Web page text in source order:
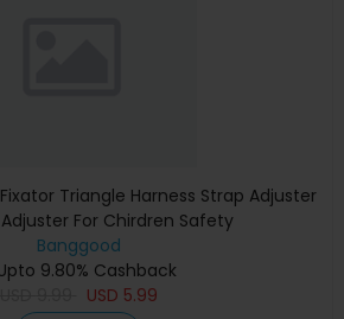
Triangle Harness Strap Adjuster
For Chirdren Safety
Banggood
9.80% Cashback
USD 5.99